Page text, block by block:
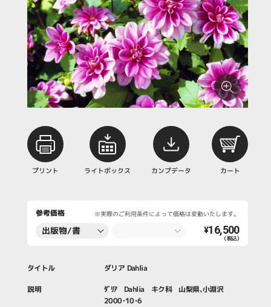
プリント ライトボックス カンプデータ カート
参考価格 ※実際のご利用条件によって価格は変動いたします。
出版物/書
¥16,500
（税込）
タイトル ダリア Dahlia
説明
ﾀﾞﾘｱ Dahlia キク科 山梨県､小淵沢
2000･10･6